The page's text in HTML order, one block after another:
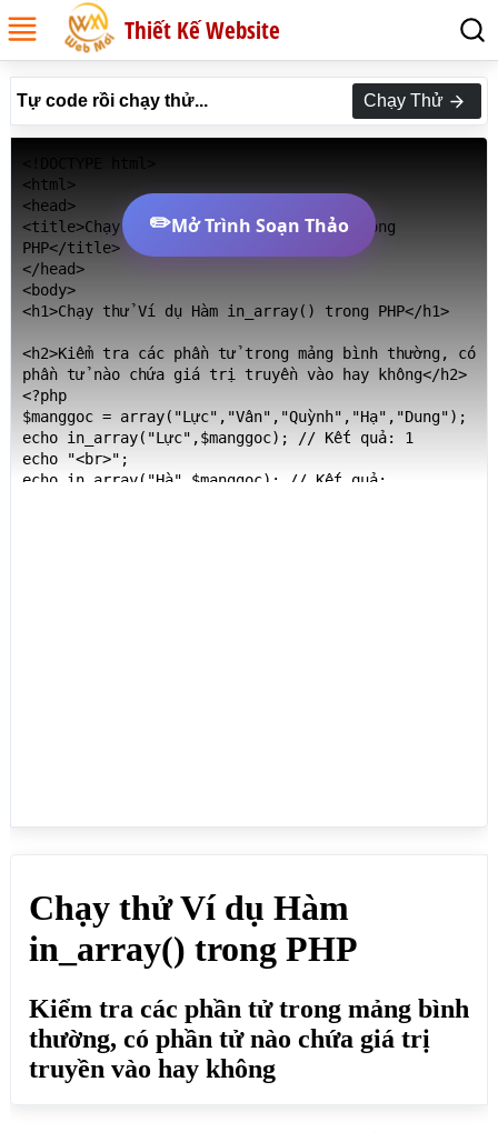
Thiết Kế Website
Tự code rồi chạy thử... Chạy Thử
<html>
<head>
<title>Chạy thử Ví dụ Hàm in_array() trong
PHP</title>
</head>
<body>
<h1>Chạy thử Ví dụ Hàm in_array() trong PHP</h1>
<h2>Kiểm tra các phần tử trong mảng bình thường, có
phần tử nào chứa giá trị truyền vào hay không</h2>
<?php
$manggoc = array("Lực","Vân","Quỳnh","Hạ","Dung");
echo in_array("Lực",$manggoc); // Kết quả: 1
echo "<br>";
echo in_array("Hà",$manggoc); // Kết quả:
✏️Mở Trình Soạn Thảo